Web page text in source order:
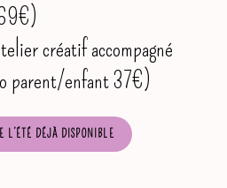
créatif accompagné
parent/enfant 37€)
L’ÉTÉ DÉJÀ DISPONIBLE